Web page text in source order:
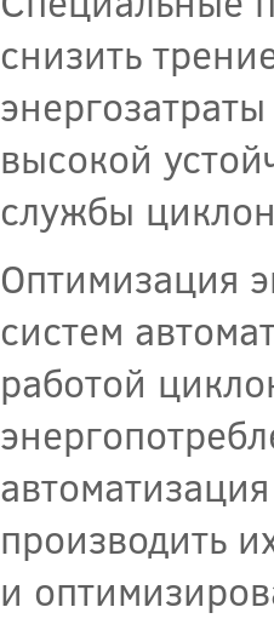
снизить
высокой
службы
Оптимизация
систем
работой
производить
и